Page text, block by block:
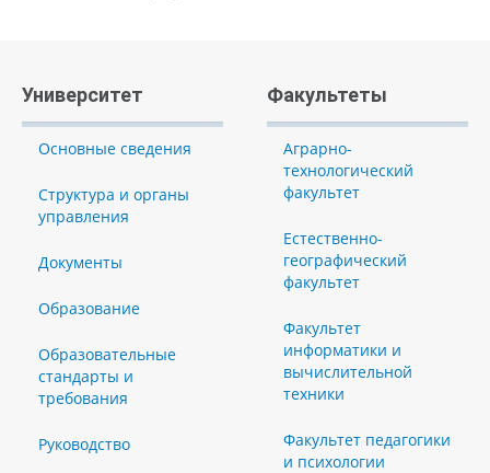
Университет
Основные сведения
Структура и органы
управления
Документы
Образование
Образовательные
стандарты и
требования
Руководство
Факультеты
Аграрно-
технологический
факультет
Естественно-
географический
факультет
Факультет
информатики и
вычислительной
техники
Факультет педагогики
и психологии